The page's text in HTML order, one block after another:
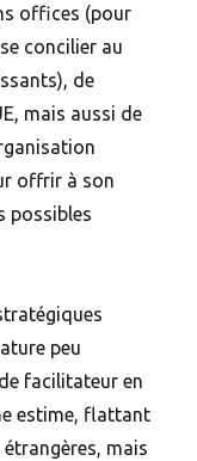
offices (pour
concilier au
de
mais aussi de
offrir à son
possibles
peu
facilitateur en
estime, flattant
mais